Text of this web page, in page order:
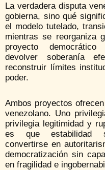
La verdadera disputa
gobierna, sino qué
el modelo tutelado,
mientras se reorganiza
proyecto
devolver soberanía
reconstruir límites
poder.
Ambos proyectos
venezolano. Uno
privilegia legitimidad y
es que estabilidad
convertirse en
democratización sin
en fragilidad e